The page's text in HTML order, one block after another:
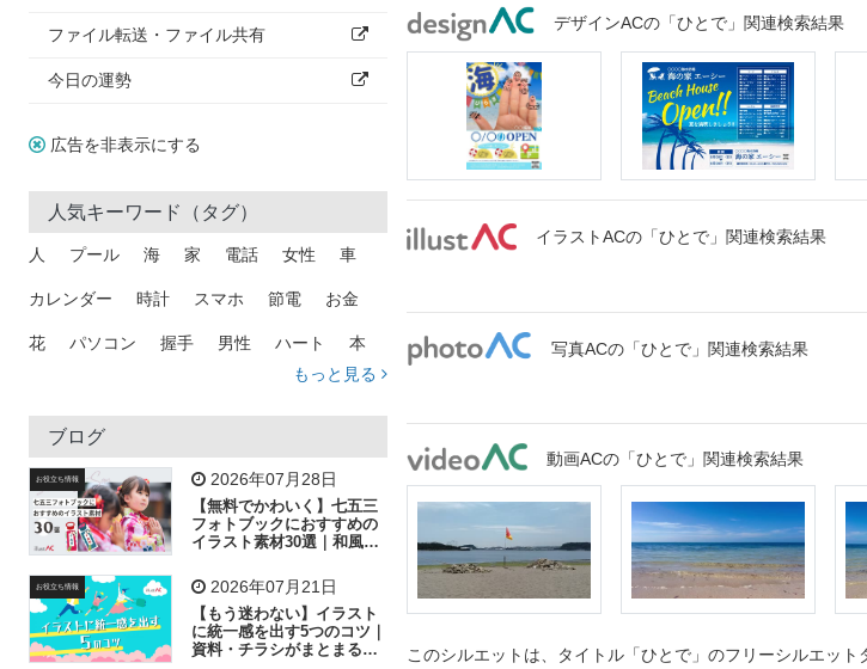
ファイル転送・ファイル共有
今日の運勢
広告を非表示にする
人気キーワード（タグ）
人 プール 海 家 電話 女性 車
カレンダー 時計 スマホ 節電 お金
花 パソコン 握手 男性 ハート 本
トラック 木
吹き出し
飛行機 グラフ ビル 魚 家族 書類
歩く 工場 会社 太陽 キラキラ
子供 作業員 相談 ピクトグラム
もっと見る
ブログ
お役立ち情報 2026年07月28日
【無料でかわいく】七五三
フォトブックにおすすめの
イラスト素材30選｜和風の
お役立ち情報 2026年07月21日
【もう迷わない】イラスト
に統一感を出す5つのコツ｜
資料・チラシがまとまるフ
デザインACの「ひとで」関連検索結果
イラストACの「ひとで」関連検索結果
写真ACの「ひとで」関連検索結果
動画ACの「ひとで」関連検索結果
このシルエットは、タイトル「ひとで」のフリーシルエッ